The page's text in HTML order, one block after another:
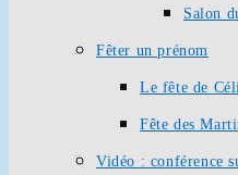
Salon
Fêter un prénom
Le fête de
Fête des
Vidéo : conférence